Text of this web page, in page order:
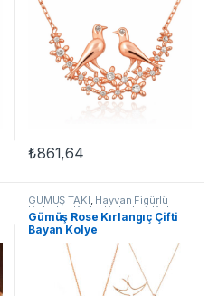
₺861,64
GÜMÜŞ TAKI, Hayvan Figürlü
Kolyeler ,Kadın Kolyeleri Kolye
Kuşlu Kolyeler
Gümüş Rose Kırlangıç Çifti
Bayan Kolye